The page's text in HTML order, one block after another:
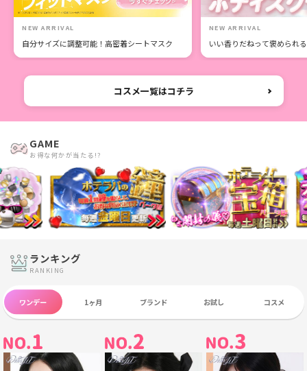
自分サイズに調整可能！高密着シートマスク
NEW ARRIVAL
いい香りだねって褒められ
NEW ARRIVAL
コスメ一覧はコチラ
GAME
お得な何かが当たる!?
ランキング
RANKING
ワンデー 1ヶ月 ブランド お試し コスメ